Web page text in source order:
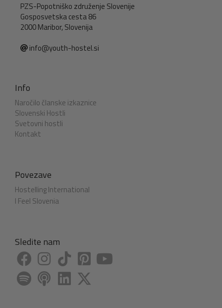
PZS-Popotniško združenje Slovenije
Gosposvetska cesta 86
2000 Maribor, Slovenija
info@youth-hostel.si
Info
Naročilo članske izkaznice
Slovenski Hostli
Svetovni hostli
Kontakt
Povezave
Hostelling International
I Feel Slovenia
Sledite nam